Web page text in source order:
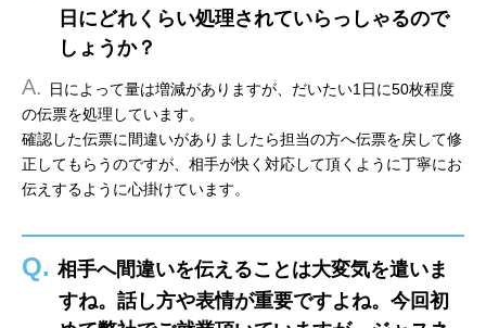
日にどれくらい処理されていらっしゃるので
しょうか？
A.
日によって量は増減がありますが、だいたい1日に50枚程度
の伝票を処理しています。
確認した伝票に間違いがありましたら担当の方へ伝票を戻して修
正してもらうのですが、相手が快く対応して頂くように丁寧にお
伝えするように心掛けています。
Q. 相手へ間違いを伝えることは大変気を遣いま
すね。話し方や表情が重要ですよね。今回初